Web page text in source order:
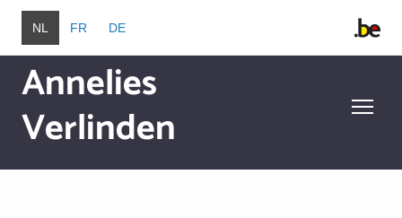
Overslaan en naar de inhoud gaan
NL FR DE
Annelies
Verlinden